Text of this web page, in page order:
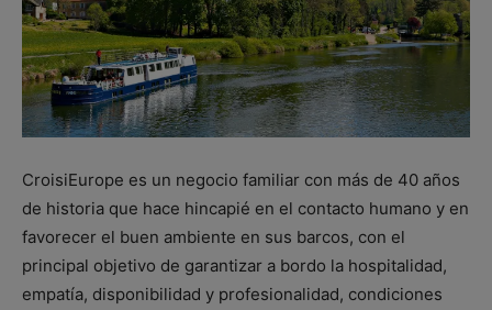
CroisiEurope es un negocio familiar con más de 40 años
de historia que hace hincapié en el contacto humano y en
favorecer el buen ambiente en sus barcos, con el
principal objetivo de garantizar a bordo la hospitalidad,
empatía, disponibilidad y profesionalidad, condiciones